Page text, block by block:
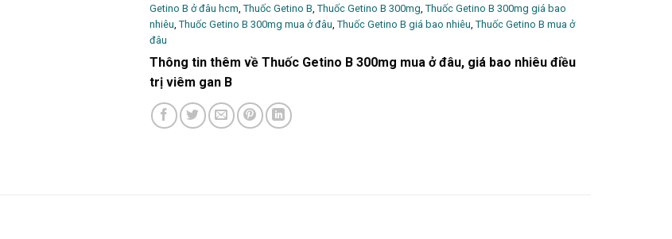
Getino B ở đâu hcm, Thuốc Getino B, Thuốc Getino B 300mg, Thuốc Getino B 300mg giá bao
nhiêu, Thuốc Getino B 300mg mua ở đâu, Thuốc Getino B giá bao nhiêu, Thuốc Getino B mua ở
đâu
Thông tin thêm về Thuốc Getino B 300mg mua ở đâu, giá bao nhiêu điều
trị viêm gan B